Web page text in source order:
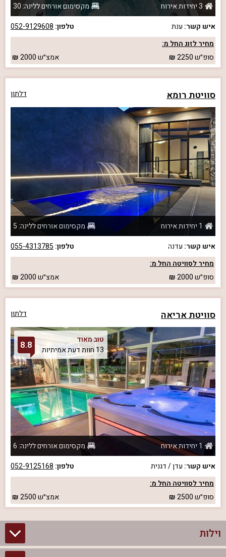
3 יחידות אירוח
מקסימום אורחים ללינה: 30
איש קשר: ענת טלפון: 052-9129608
מחיר לזוג החל מ:
סופ״ש2250 אמצ״ש2000
סוויטת רומא דלתון
1 יחידות אירוח
מקסימום אורחים ללינה: 5
איש קשר: עדנה טלפון: 055-4313785
מחיר לסוויטה החל מ:
סופ״ש2000 אמצ״ש2000
סוויטת אריאה דלתון
טוב מאוד
13 חוות דעת אמיתיות
8.8
1 יחידות אירוח
מקסימום אורחים ללינה: 6
איש קשר: עדן / דגנית טלפון: 052-9125168
מחיר לסוויטה החל מ:
סופ״ש2500 אמצ״ש2500
וילות